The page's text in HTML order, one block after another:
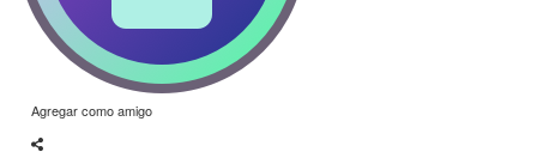
Agregar como amigo